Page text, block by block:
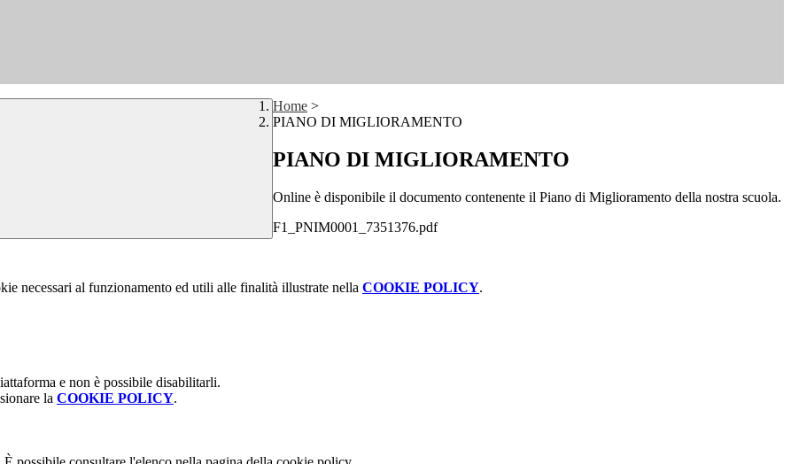
Home >
PIANO DI MIGLIORAMENTO
PIANO DI MIGLIORAMENTO
Online è disponibile il documento contenente il Piano di Miglioramento della nostra scuola.
F1_PNIM0001_7351376.pdf
necessari al funzionamento ed utili alle finalità illustrate nella COOKIE POLICY.
e non è possibile disabilitarli.
la COOKIE POLICY.